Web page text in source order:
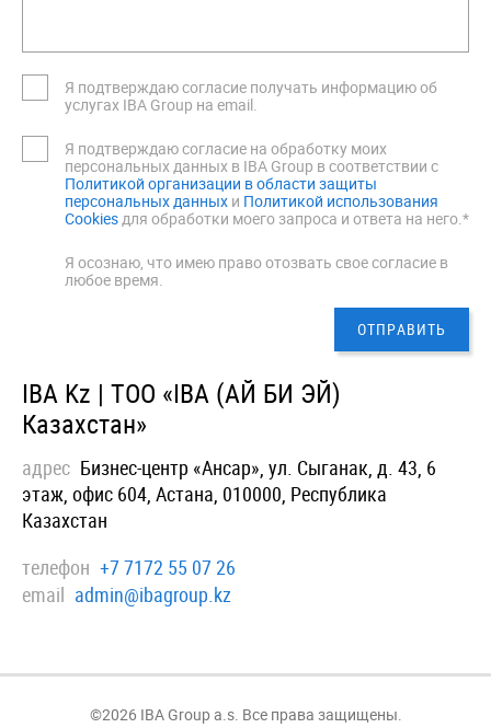
Я подтверждаю согласие получать информацию об
услугах IBA Group на email.
Я подтверждаю согласие на обработку моих
персональных данных в IBA Group в соответствии с
Политикой организации в области защиты
персональных данных и Политикой использования
Cookies для обработки моего запроса и ответа на него.*
Я осознаю, что имею право отозвать свое согласие в
любое время.
IBA Kz | ТОО «IBA (АЙ БИ ЭЙ)
Казахстан»
адрес Бизнес-центр «Ансар», ул. Сыганак, д. 43, 6
этаж, офис 604, Астана, 010000, Республика
Казахстан
телефон +7 7172 55 07 26
email admin@ibagroup.kz
©2026 IBA Group a.s. Все права защищены.